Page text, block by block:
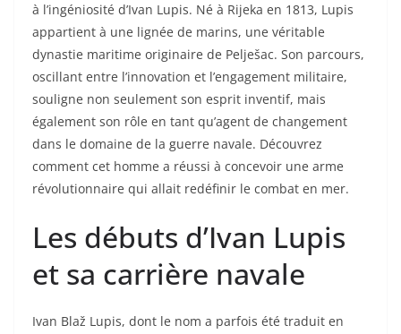
à l’ingéniosité d’Ivan Lupis. Né à Rijeka en 1813, Lupis
appartient à une lignée de marins, une véritable
dynastie maritime originaire de Pelješac. Son parcours,
oscillant entre l’innovation et l’engagement militaire,
souligne non seulement son esprit inventif, mais
également son rôle en tant qu’agent de changement
dans le domaine de la guerre navale. Découvrez
comment cet homme a réussi à concevoir une arme
révolutionnaire qui allait redéfinir le combat en mer.
Les débuts d’Ivan Lupis
et sa carrière navale
Ivan Blaž Lupis, dont le nom a parfois été traduit en